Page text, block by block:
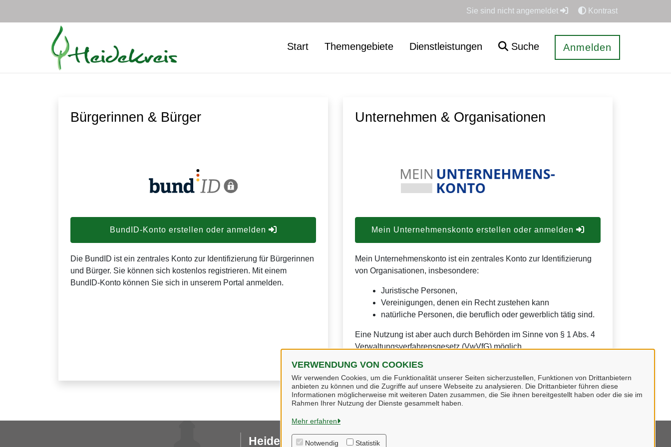
VERWENDUNG VON COOKIES
Wir verwenden Cookies, um die Funktionalität unserer Seiten sicherzustellen, Funktionen von Drittanbietern
anbieten zu können und die Zugriffe auf unsere Webseite zu analysieren. Die Drittanbieter führen diese
Informationen möglicherweise mit weiteren Daten zusammen, die Sie ihnen bereitgestellt haben oder die sie im
Rahmen Ihrer Nutzung der Dienste gesammelt haben.
Mehr erfahren
Notwendig Statistik
Sie sind nicht angemeldet Kontrast
Start Themengebiete Dienstleistungen Suche Anmelden
Bürgerinnen & Bürger
BundID-Konto erstellen oder anmelden
Die BundID ist ein zentrales Konto zur Identifizierung für Bürgerinnen
und Bürger. Sie können sich kostenlos registrieren. Mit einem
BundID-Konto können Sie sich in unserem Portal anmelden.
Unternehmen & Organisationen
Mein Unternehmenskonto erstellen oder anmelden
Mein Unternehmenskonto ist ein zentrales Konto zur Identifizierung
von Organisationen, insbesondere:
Juristische Personen,
Vereinigungen, denen ein Recht zustehen kann
natürliche Personen, die beruflich oder gewerblich tätig sind.
Eine Nutzung ist aber auch durch Behörden im Sinne von § 1 Abs. 4
Verwaltungsverfahrensgesetz (VwVfG) möglich.
Heidekreis